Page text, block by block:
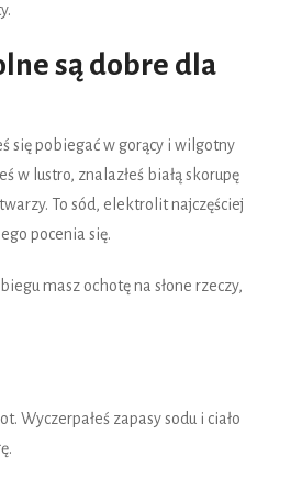
są dobre dla
się pobiegać w gorący i wilgotny
w lustro, znalazłeś białą skorupę
To sód, elektrolit najczęściej
pocenia się.
masz ochotę na słone rzeczy,
Wyczerpałeś zapasy sodu i ciało